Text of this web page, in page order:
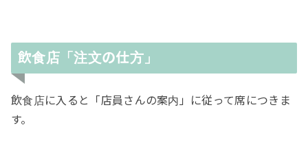
飲食店「注文の仕方」
飲食店に入ると「店員さんの案内」に従って席につきま
す。